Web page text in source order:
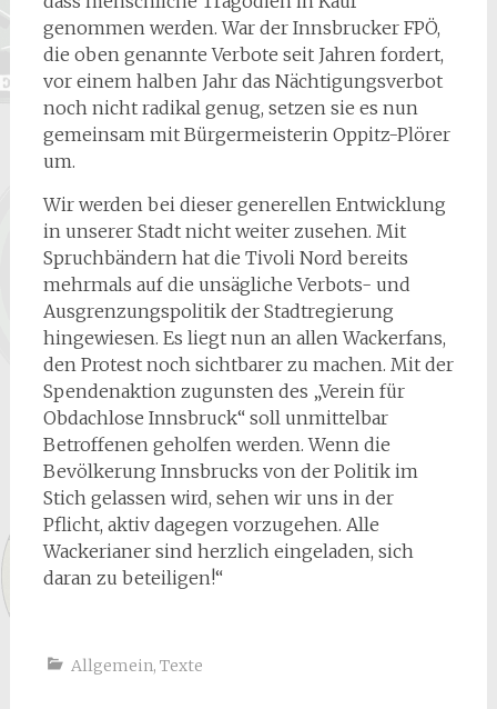
genommen werden. War der Innsbrucker FPÖ,
die oben genannte Verbote seit Jahren fordert,
vor einem halben Jahr das Nächtigungsverbot
noch nicht radikal genug, setzen sie es nun
gemeinsam mit Bürgermeisterin Oppitz-Plörer
um.
Wir werden bei dieser generellen Entwicklung
in unserer Stadt nicht weiter zusehen. Mit
Spruchbändern hat die Tivoli Nord bereits
mehrmals auf die unsägliche Verbots- und
Ausgrenzungspolitik der Stadtregierung
hingewiesen. Es liegt nun an allen Wackerfans,
den Protest noch sichtbarer zu machen. Mit der
Spendenaktion zugunsten des „Verein für
Obdachlose Innsbruck“ soll unmittelbar
Betroffenen geholfen werden. Wenn die
Bevölkerung Innsbrucks von der Politik im
Stich gelassen wird, sehen wir uns in der
Pflicht, aktiv dagegen vorzugehen. Alle
Wackerianer sind herzlich eingeladen, sich
daran zu beteiligen!“
Allgemein, Texte